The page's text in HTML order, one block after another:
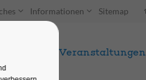
Informationen Sitemap
Erleben Veranstaltungen